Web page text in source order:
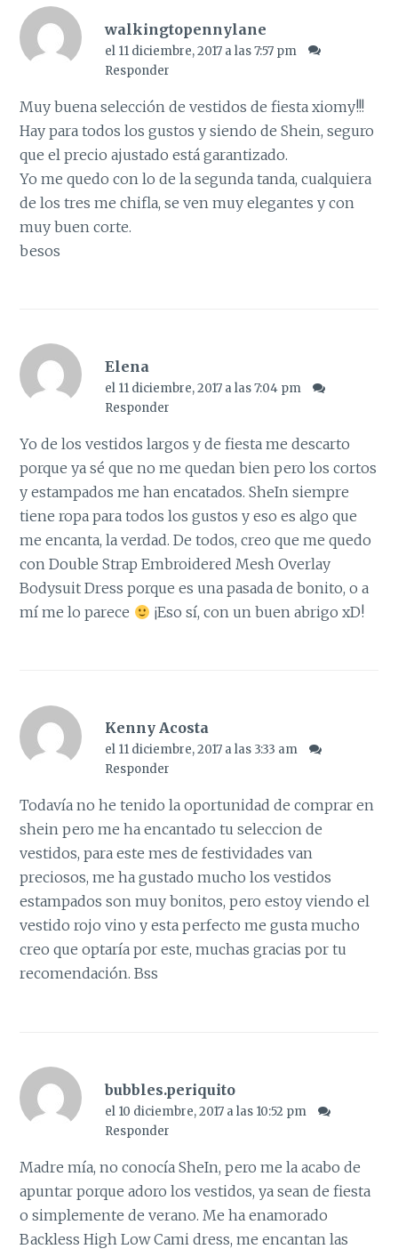
walkingtopennylane
el 11 diciembre, 2017 a las 7:57 pm
Responder
Muy buena selección de vestidos de fiesta xiomy!!!
Hay para todos los gustos y siendo de Shein, seguro
que el precio ajustado está garantizado.
Yo me quedo con lo de la segunda tanda, cualquiera
de los tres me chifla, se ven muy elegantes y con
muy buen corte.
besos
Elena
el 11 diciembre, 2017 a las 7:04 pm
Responder
Yo de los vestidos largos y de fiesta me descarto
porque ya sé que no me quedan bien pero los cortos
y estampados me han encatados. SheIn siempre
tiene ropa para todos los gustos y eso es algo que
me encanta, la verdad. De todos, creo que me quedo
con Double Strap Embroidered Mesh Overlay
Bodysuit Dress porque es una pasada de bonito, o a
mí me lo parece
¡Eso sí, con un buen abrigo xD!
Kenny Acosta
el 11 diciembre, 2017 a las 3:33 am
Responder
Todavía no he tenido la oportunidad de comprar en
shein pero me ha encantado tu seleccion de
vestidos, para este mes de festividades van
preciosos, me ha gustado mucho los vestidos
estampados son muy bonitos, pero estoy viendo el
vestido rojo vino y esta perfecto me gusta mucho
creo que optaría por este, muchas gracias por tu
recomendación. Bss
bubbles.periquito
el 10 diciembre, 2017 a las 10:52 pm
Responder
Madre mía, no conocía SheIn, pero me la acabo de
apuntar porque adoro los vestidos, ya sean de fiesta
o simplemente de verano. Me ha enamorado
Backless High Low Cami dress, me encantan las